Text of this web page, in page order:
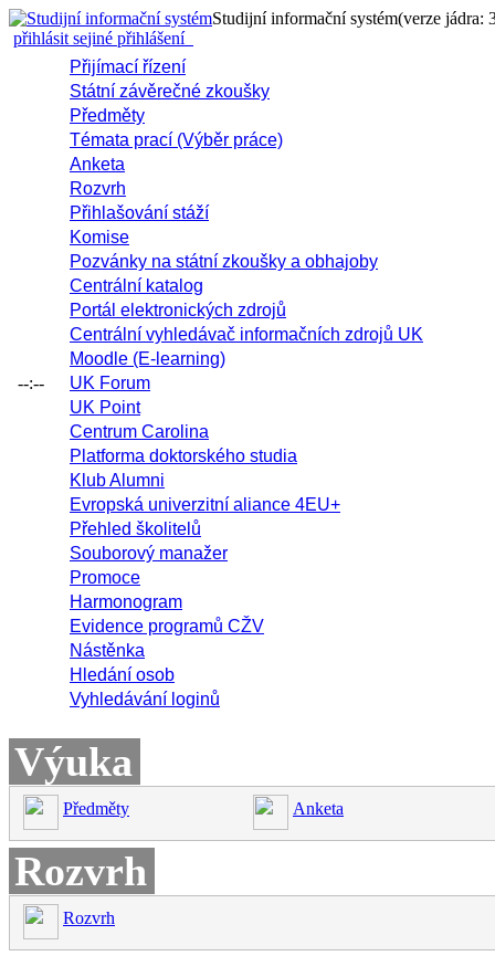
Studijní informační systém(verze jádra:
přihlásit sejiné přihlášení
--:--
Přijímací řízení
Státní závěrečné zkoušky
Předměty
Témata prací (Výběr práce)
Anketa
Rozvrh
Přihlašování stáží
Komise
Pozvánky na státní zkoušky a obhajoby
Centrální katalog
Portál elektronických zdrojů
Centrální vyhledávač informačních zdrojů UK
Moodle (E-learning)
UK Forum
UK Point
Centrum Carolina
Platforma doktorského studia
Klub Alumni
Evropská univerzitní aliance 4EU+
Přehled školitelů
Souborový manažer
Promoce
Harmonogram
Evidence programů CŽV
Nástěnka
Hledání osob
Vyhledávání loginů
Výuka
Předměty Anketa
Rozvrh
Rozvrh